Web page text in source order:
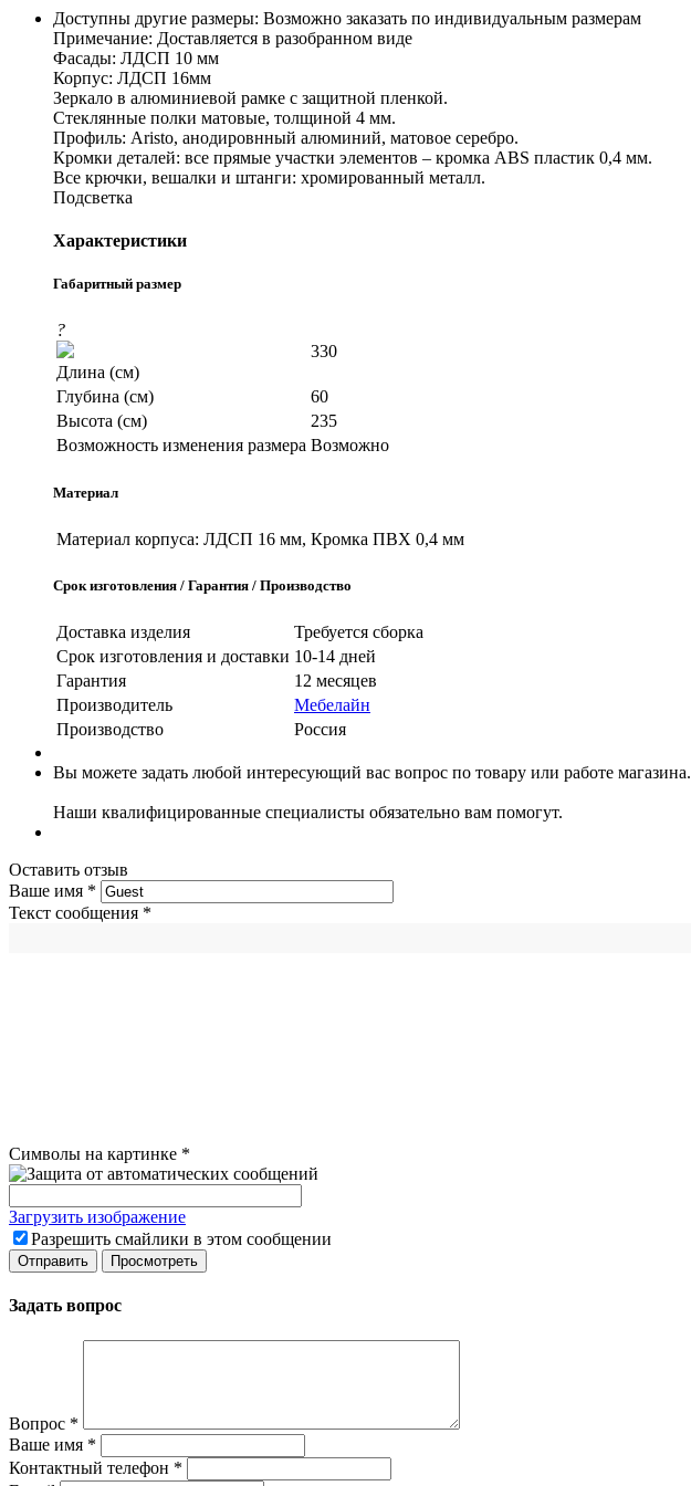
Доступны другие размеры: Возможно заказать по индивидуальным размерам
Примечание: Доставляется в разобранном виде
Фасады: ЛДСП 10 мм
Корпус: ЛДСП 16мм
Зеркало в алюминиевой рамке с защитной пленкой.
Стеклянные полки матовые, толщиной 4 мм.
Профиль: Aristo, анодировнный алюминий, матовое серебро.
Кромки деталей: все прямые участки элементов – кромка ABS пластик 0,4 мм.
Все крючки, вешалки и штанги: хромированный металл.
Подсветка
Характеристики
Габаритный размер
?
Длина (см)
330
Глубина (см)
60
Высота (см)
235
Возможность изменения размера Возможно
Материал
Материал корпуса: ЛДСП 16 мм, Кромка ПВХ 0,4 мм
Срок изготовления / Гарантия / Производство
Доставка изделия
Требуется сборка
Срок изготовления и доставки 10-14 дней
Гарантия
12 месяцев
Производитель
Мебелайн
Производство
Россия
Вы можете задать любой интересующий вас вопрос по товару или работе магазина.
Наши квалифицированные специалисты обязательно вам помогут.
Оставить отзыв
Ваше имя *
Текст сообщения *
Символы на картинке *
Загрузить изображение
Разрешить смайлики в этом сообщении
Задать вопрос
Вопрос *
Ваше имя *
Контактный телефон *